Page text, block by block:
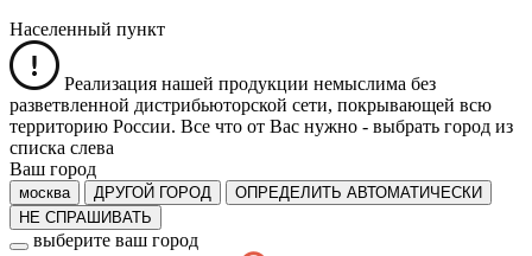
Населенный пункт
Реализация нашей продукции немыслима без
разветвленной дистрибьюторской сети, покрывающей всю
территорию России. Все что от Вас нужно - выбрать город из
списка слева
Ваш город
москва ДРУГОЙ ГОРОД
ОПРЕДЕЛИТЬ АВТОМАТИЧЕСКИ
НЕ СПРАШИВАТЬ
выберите ваш город